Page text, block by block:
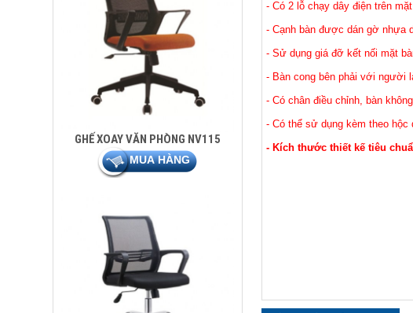
GHẾ XOAY VĂN PHÒNG NV115
- Có 2 lỗ chạy dây điện trên
- Cạnh bàn được dán gờ nhựa
- Sử dụng giá đỡ kết nối mặt
- Bàn cong bên phải với người
- Có chân điều chỉnh, bàn
- Có thể sử dụng kèm theo hộc
- Kích thước thiết kế tiêu